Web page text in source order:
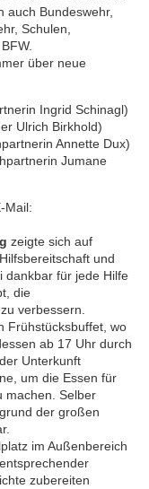
auch Bundeswehr,
Schulen,
über neue
Ingrid Schinagl)
Ulrich Birkhold)
Annette Dux)
Jumane
Mail:
zeigte sich auf
und
dankbar für jede Hilfe
die
verbessern.
Frühstücksbuffet, wo
ab 17 Uhr durch
Unterkunft
um die Essen für
machen. Selber
der großen
im Außenbereich
zubereiten